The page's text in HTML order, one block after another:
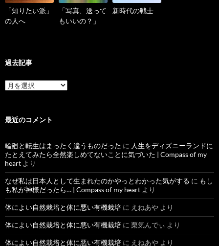
「知りたい派」
の人へ
「写真、送って
もいいの？」
新時代の戦士
過去記事
過
去
最近のコメント
輪廻と転生はまったく違うものだった に 人生をディズニーランドに
たとえてみたら全然楽しめてないことに気づいた | Compass of my
heart より
なぜ私は日本人として生まれたのかやっとわかった気がする に もし
も私が神様だったら… | Compass of my heart より
体によい自然栽培と体に悪い有機栽培 に えねあや より
体によい自然栽培と体に悪い有機栽培 に 栗気んでぃ より
体によい自然栽培と体に悪い有機栽培 に えねあや より